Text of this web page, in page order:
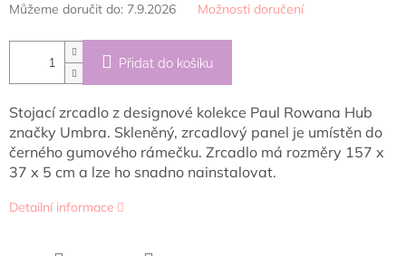
Můžeme doručit do: 7.9.2026 Možnosti doručení
Přidat do košíku
Stojací zrcadlo z designové kolekce Paul Rowana Hub
značky Umbra. Skleněný, zrcadlový panel je umístěn do
černého gumového rámečku. Zrcadlo má rozměry 157 x
37 x 5 cm a lze ho snadno nainstalovat.
Detailní informace